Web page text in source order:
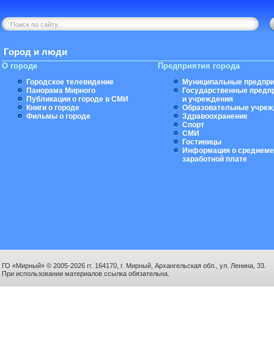
Город и люди
О городе
Городское телевидение
Панорама Мирного
Публикации о городе в СМИ
Книги о городе
Фильмы о городе
Предприятия города
Муниципальные
Государственные
и учреждения
Образовательные
Здравоохранение
Спорт
СМИ
Гостиницы
Информация о
заработной плате
ГО «Мирный» © 2005-2026 гг. 164170, г. Мирный, Архангельская обл., ул. Ленина, 33.
При использовании материалов ссылка обязательна.